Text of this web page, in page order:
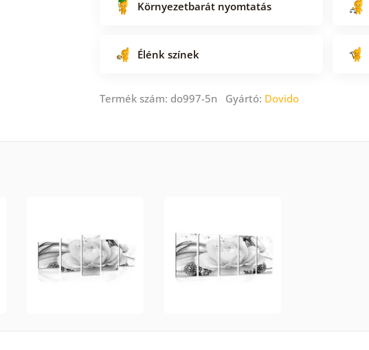
Környezetbarát nyomtatás
Élénk színek
Termék szám: do997-5n Gyártó: Dovido